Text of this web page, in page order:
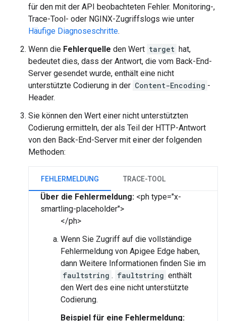
für den mit der API beobachteten Fehler. Monitoring-,
Trace-Tool- oder NGINX-Zugriffslogs wie unter
Häufige Diagnoseschritte.
Wenn die Fehlerquelle den Wert target hat,
bedeutet dies, dass der Antwort, die vom Back-End-
Server gesendet wurde, enthält eine nicht
unterstützte Codierung in der Content-Encoding -
Header.
Sie können den Wert einer nicht unterstützten
Codierung ermitteln, der als Teil der HTTP-Antwort
von den Back-End-Server mit einer der folgenden
Methoden:
FEHLERMELDUNG TRACE-TOOL
Über die Fehlermeldung: <ph type="x-
smartling-placeholder">
</ph>
Wenn Sie Zugriff auf die vollständige
Fehlermeldung von Apigee Edge haben,
dann Weitere Informationen finden Sie im
faultstring . faultstring enthält
den Wert des eine nicht unterstützte
Codierung.
Beispiel für eine Fehlermeldung: